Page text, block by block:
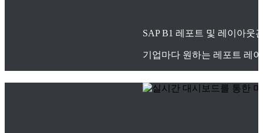
SAP B1 레포트 및 레이아웃
기업마다 원하는 레포트 레